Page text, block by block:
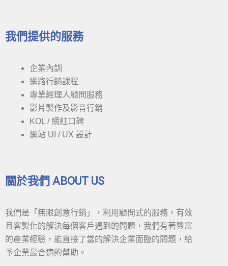
我們提供的服務
企業內訓
網路行銷課程
專業經理人顧問服務
影片製作及影音行銷
KOL / 網紅口碑
網站 UI / UX 設計
關於我們 ABOUT US
我們是「無限創意行銷」，利用顧問式的服務，有效
且客製化的解決每個客戶遇到的問題，我們有著豐富
的產業經驗，能直接了當的解決企業面臨的問題，給
予企業最合適的幫助。